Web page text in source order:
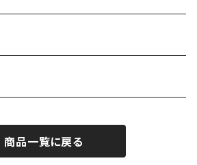
商品一覧に戻る